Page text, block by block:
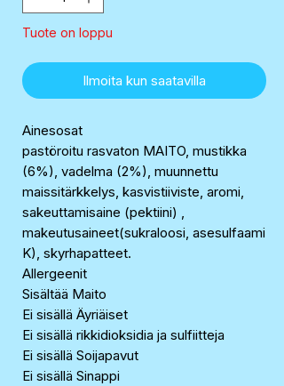
Tuote on loppu
Ilmoita kun saatavilla
Ainesosat
pastöroitu rasvaton MAITO, mustikka
(6%), vadelma (2%), muunnettu
maissitärkkelys, kasvistiiviste, aromi,
sakeuttamisaine (pektiini) ,
makeutusaineet(sukraloosi, asesulfaami
K), skyrhapatteet.
Allergeenit
Sisältää Maito
Ei sisällä Äyriäiset
Ei sisällä rikkidioksidia ja sulfiitteja
Ei sisällä Soijapavut
Ei sisällä Sinappi